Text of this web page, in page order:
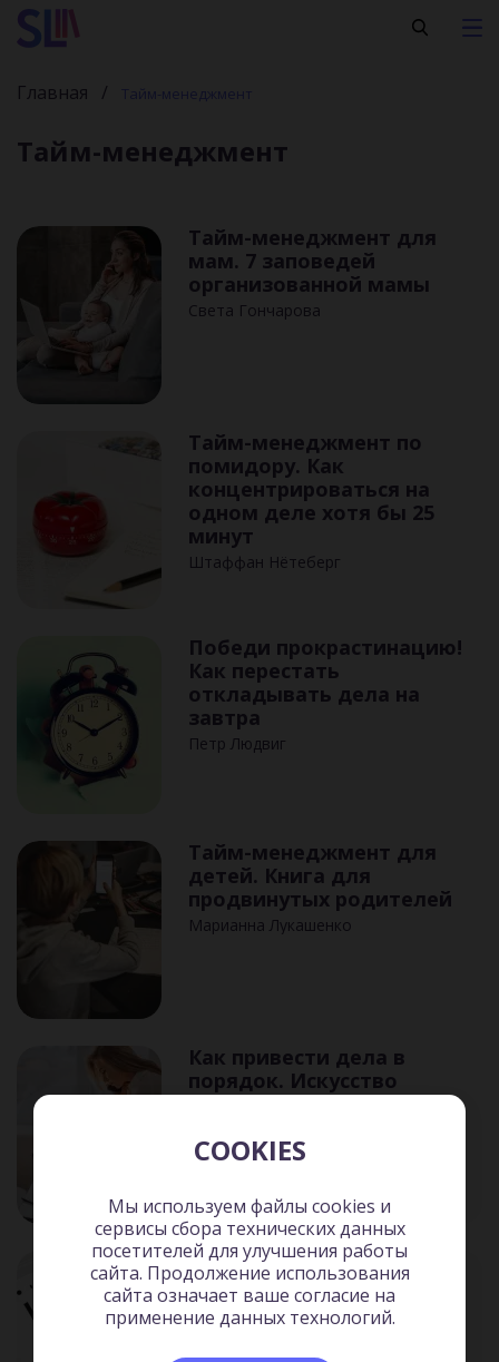
Главная
Тайм-менеджмент
Тайм-менеджмент для
мам. 7 заповедей
организованной мамы
Света Гончарова
Тайм-менеджмент по
помидору. Как
концентрироваться на
одном деле хотя бы 25
минут
Штаффан Нётеберг
Победи прокрастинацию!
Как перестать
откладывать дела на
завтра
Петр Людвиг
Тайм-менеджмент для
детей. Книга для
продвинутых родителей
Марианна Лукашенко
Как привести дела в
порядок. Искусство
продуктивности без
Дэвид Аллен
Тайм-драйв: Как успевать
жить и работать
Глеб Архангельский
COOKIES
Мы используем файлы cookies и
сервисы сбора технических данных
посетителей для улучшения работы
сайта. Продолжение использования
сайта означает ваше согласие на
применение данных технологий.